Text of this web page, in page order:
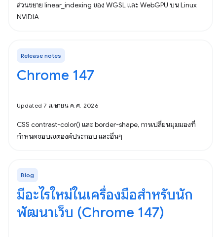
ส่วนขยาย linear_indexing ของ WGSL และ WebGPU บน Linux
NVIDIA
Release notes
Chrome 147
Updated 7 เมษายน ค.ศ. 2026
CSS contrast-color() และ border-shape, การเปลี่ยนมุมมองที่
กำหนดขอบเขตองค์ประกอบ และอื่นๆ
Blog
มีอะไรใหม่ในเครื่องมือสำหรับนัก
พัฒนาเว็บ (Chrome 147)